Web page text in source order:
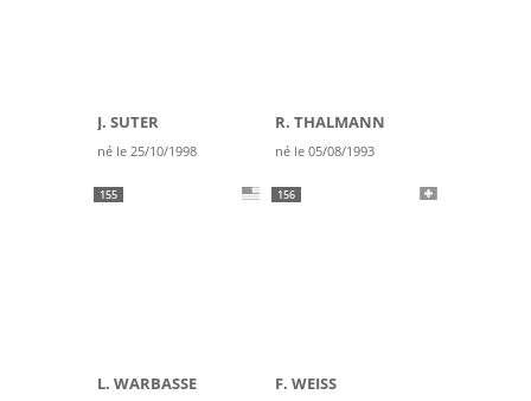
J. SUTER
né le 25/10/1998
R. THALMANN
né le 05/08/1993
155
L. WARBASSE
156
F. WEISS